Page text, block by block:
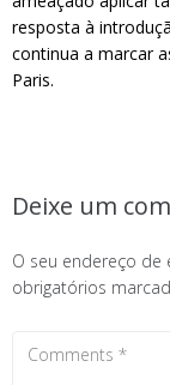
resposta à
continua a marcar
Paris.
Deixe um
O seu endereço de
obrigatórios